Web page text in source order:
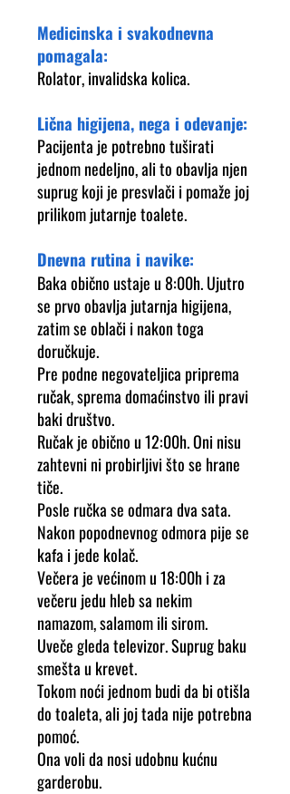
Medicinska i svakodnevna
pomagala:
Rolator, invalidska kolica.
Lična higijena, nega i odevanje:
Pacijenta je potrebno tuširati
jednom nedeljno, ali to obavlja njen
suprug koji je presvlači i pomaže joj
prilikom jutarnje toalete.
Dnevna rutina i navike:
Baka obično ustaje u 8:00h. Ujutro
se prvo obavlja jutarnja higijena,
zatim se oblači i nakon toga
doručkuje.
Pre podne negovateljica priprema
ručak, sprema domaćinstvo ili pravi
baki društvo.
Ručak je obično u 12:00h. Oni nisu
zahtevni ni probirljivi što se hrane
tiče.
Posle ručka se odmara dva sata.
Nakon popodnevnog odmora pije se
kafa i jede kolač.
Večera je većinom u 18:00h i za
večeru jedu hleb sa nekim
namazom, salamom ili sirom.
Uveče gleda televizor. Suprug baku
smešta u krevet.
Tokom noći jednom budi da bi otišla
do toaleta, ali joj tada nije potrebna
pomoć.
Ona voli da nosi udobnu kućnu
garderobu.